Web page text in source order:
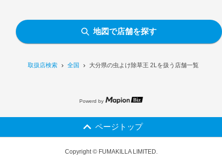
取扱店検索 全国 大分県の虫よけ除草王 2Lを扱う店舗一覧
地図で店舗を探す
Powerd by
ページトップ
Copyright © FUMAKILLA LIMITED.